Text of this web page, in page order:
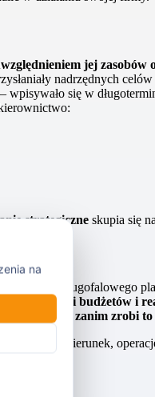
jej
nadrzędnych
się w
strategiczne skupia się
czyli bez długofalowego
kontroli budżetów i
szans zanim zrobi
wyznacza kierunek,
całość.